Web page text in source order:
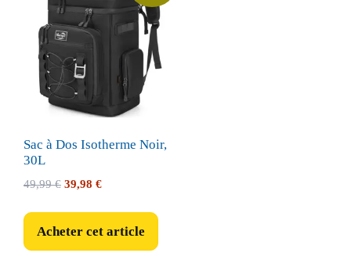
Sac à Dos Isotherme Noir,
30L
49,99€ Le
était :
49,99 €.
39,98 €Le
est :
39,98 €.
Acheter cet article